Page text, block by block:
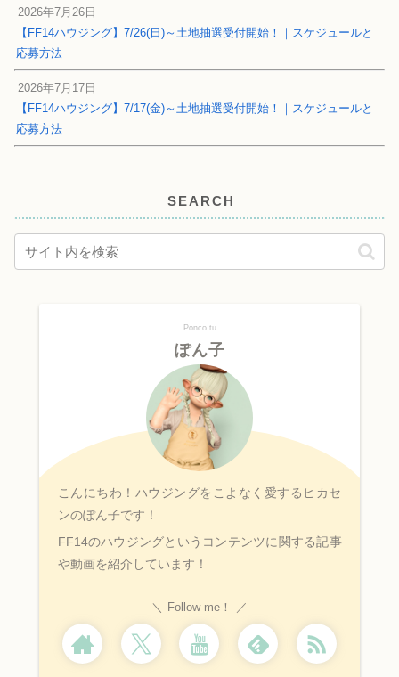
2026年7月26日
【FF14ハウジング】7/26(日)～土地抽選受付開始！｜スケジュールと
応募方法
2026年7月17日
【FF14ハウジング】7/17(金)～土地抽選受付開始！｜スケジュールと
応募方法
SEARCH
Ponco tu
ぽん子
こんにちわ！ハウジングをこよなく愛するヒカセ
ンのぽん子です！
FF14のハウジングというコンテンツに関する記事
や動画を紹介しています！
Follow me！